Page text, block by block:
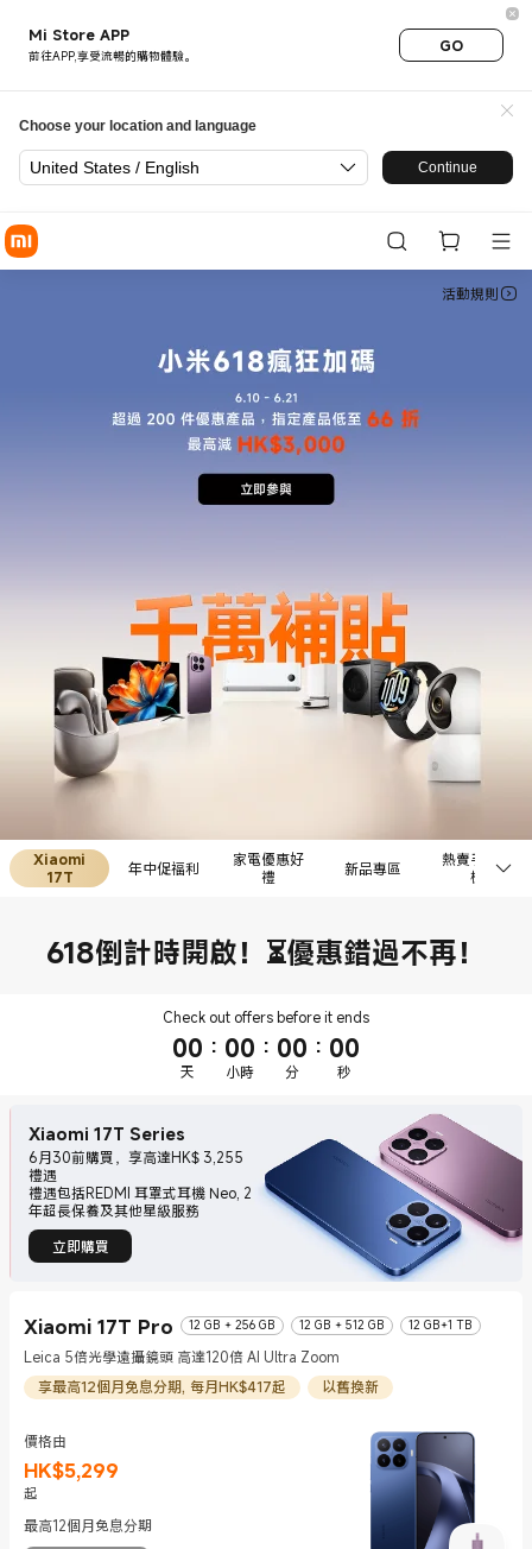
Mi Store APP
前往APP,享受流暢的購物體驗。
GO
Choose your location and language
United States / English Continue
小米年中大促 2026 |官網獨家
活動規則
ㅤ
Xiaomi
17T
年中促福利
家電優惠好
禮
新品專區
熱賣手機平
板
618倒計時開啟！⏳優惠錯過不再！
Check out offers before it ends
00
天
: 00
小時
: 00
分
: 00
秒
Xiaomi 17T Series
6月30前購買，享高達HK$ 3,255
禮遇
禮遇包括REDMI 耳罩式耳機 Neo, 2
年超長保養及其他星級服務
立即購買
Xiaomi 17T Pro 12 GB + 256 GB 12 GB + 512 GB 12 GB+1 TB
Leica 5倍光學遠攝鏡頭 高達120倍 AI Ultra Zoom
享最高12個月免息分期, 每月HK$417起
以舊換新
價格由
HK$5,299
現價 HK$5299
起
最高12個月免息分期